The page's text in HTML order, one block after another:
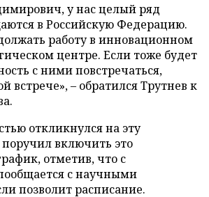
у нас целый ряд
в Российскую Федерацию.
работу в инновационном
центре. Если тоже будет
с ними повстречаться,
встрече», – обратился Трутнев к
откликнулся на эту
включить это
отметив, что с
с научными
позволит расписание.